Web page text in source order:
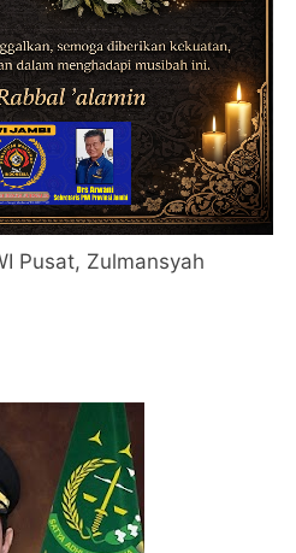
Pusat, Zulmansyah